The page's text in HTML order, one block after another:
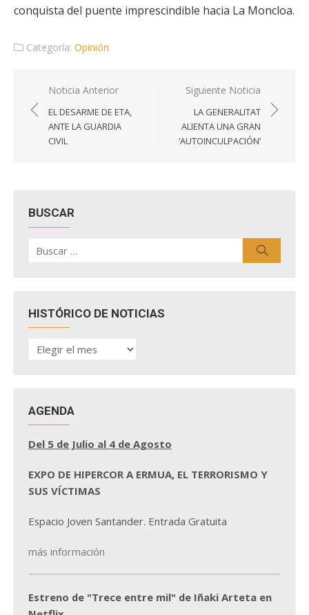
conquista del puente imprescindible hacia La Moncloa.
Categoría: Opinión
Navegación
de
entradas
Noticia Anterior
EL DESARME DE ETA,
ANTE LA GUARDIA
CIVIL
Siguiente Noticia
LA GENERALITAT
ALIENTA UNA GRAN
‘AUTOINCULPACIÓN’
BUSCAR
por:
HISTÓRICO DE NOTICIAS
HISTÓRICO
DE
AGENDA
Del 5 de Julio al 4 de Agosto
EXPO DE HIPERCOR A ERMUA, EL TERRORISMO Y
SUS VÍCTIMAS
Espacio Joven Santander. Entrada Gratuita
más información
Estreno de "Trece entre mil" de Iñaki Arteta en